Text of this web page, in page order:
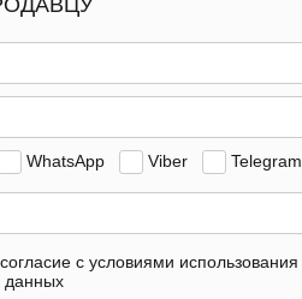
WhatsApp Viber Telegram
с условиями использования
данных